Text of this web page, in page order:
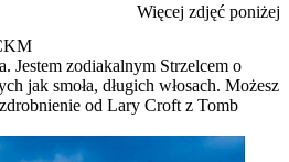
Więcej zdjęć poniżej
Jestem zodiakalnym Strzelcem o
jak smoła, długich włosach. Możesz
od Lary Croft z Tomb